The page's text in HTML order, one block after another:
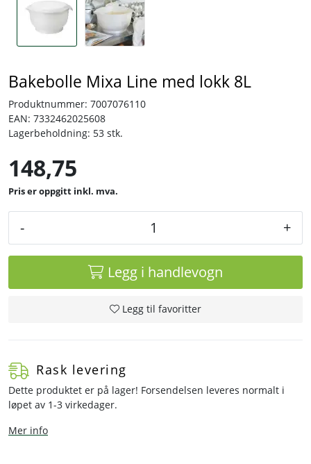
Bakebolle Mixa Line med lokk 8L
Produktnummer: 7007076110
EAN: 7332462025608
Lagerbeholdning: 53 stk.
148,75
inkl. mva.
- +
Legg i handlevogn
Legg til favoritter
Rask levering
Dette produktet er på lager! Forsendelsen leveres normalt i
løpet av 1-3 virkedager.
Mer info